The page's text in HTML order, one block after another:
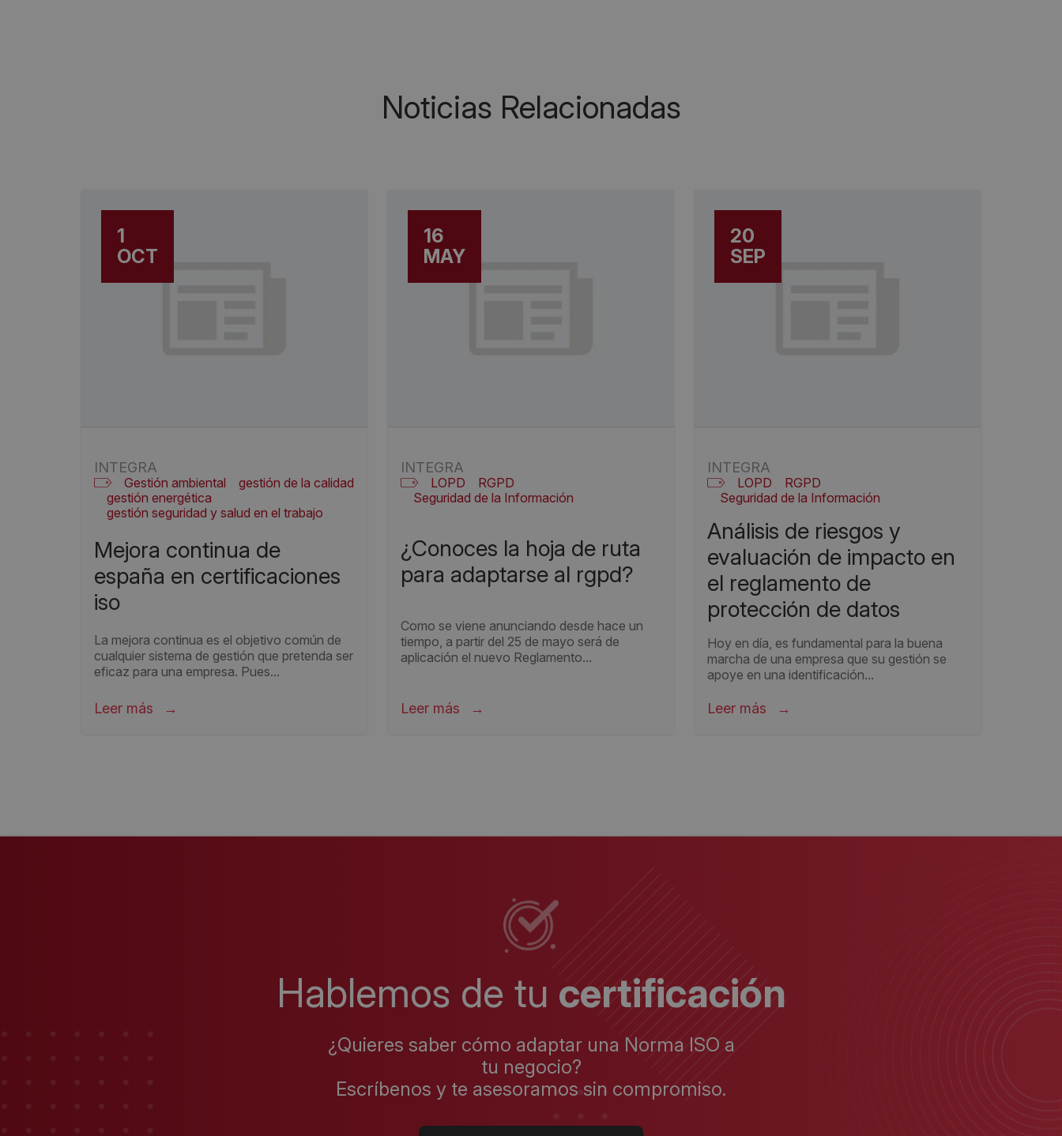
Noticias Relacionadas
1
OCT
INTEGRA
Gestión ambiental
gestión de la calidad
gestión energética
gestión seguridad y salud en el trabajo
Seguridad de la Información
mejora continua de
españa en certificaciones
iso
La mejora continua es el objetivo común de
cualquier sistema de gestión que pretenda ser
eficaz para una empresa. Pues...
Leer más
16
MAY
INTEGRA
LOPD
RGPD
Seguridad de la Información
¿conoces la hoja de ruta
para adaptarse al rgpd?
Como se viene anunciando desde hace un
tiempo, a partir del 25 de mayo será de
aplicación el nuevo Reglamento...
Leer más
20
SEP
INTEGRA
LOPD
RGPD
Seguridad de la Información
análisis de riesgos y
evaluación de impacto en
el reglamento de
protección de datos
Hoy en día, es fundamental para la buena
marcha de una empresa que su gestión se
apoye en una identificación...
Leer más
Hablemos de tu certificación
¿Quieres saber cómo adaptar una Norma ISO a
tu negocio?
Escríbenos y te asesoramos sin compromiso.